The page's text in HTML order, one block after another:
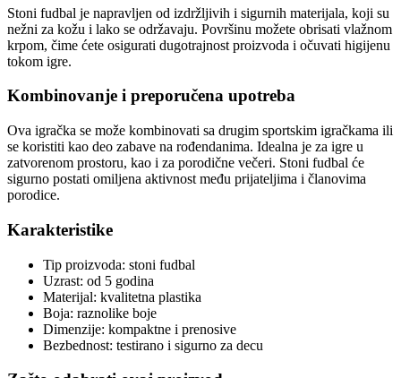
Stoni fudbal je napravljen od izdržljivih i sigurnih materijala, koji su
nežni za kožu i lako se održavaju. Površinu možete obrisati vlažnom
krpom, čime ćete osigurati dugotrajnost proizvoda i očuvati higijenu
tokom igre.
Kombinovanje i preporučena upotreba
Ova igračka se može kombinovati sa drugim sportskim igračkama ili
se koristiti kao deo zabave na rođendanima. Idealna je za igre u
zatvorenom prostoru, kao i za porodične večeri. Stoni fudbal će
sigurno postati omiljena aktivnost među prijateljima i članovima
porodice.
Karakteristike
Tip proizvoda: stoni fudbal
Uzrast: od 5 godina
Materijal: kvalitetna plastika
Boja: raznolike boje
Dimenzije: kompaktne i prenosive
Bezbednost: testirano i sigurno za decu